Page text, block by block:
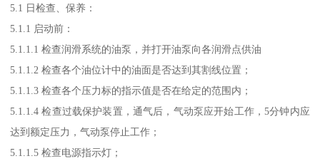
5.1 日检查、保养：
5.1.1 启动前：
5.1.1.1 检查润滑系统的油泵，并打开油泵向各润滑点供油
5.1.1.2 检查各个油位计中的油面是否达到其割线位置；
5.1.1.3 检查各个压力标的指示值是否在给定的范围内；
5.1.1.4 检查过载保护装置，通气后，气动泵应开始工作，5分钟内应
达到额定压力，气动泵停止工作；
5.1.1.5 检查电源指示灯；